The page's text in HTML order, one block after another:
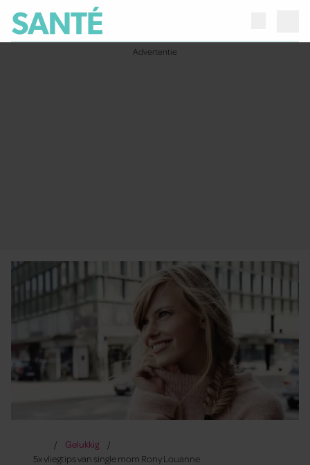
Gelukkig
5x vliegtips van single mom Rony Louanne